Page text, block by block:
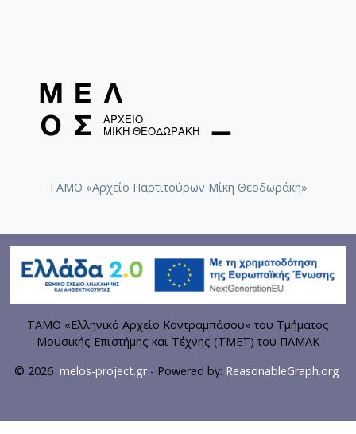
ΤΑΜΟ «Αρχείο Παρτιτούρων Μίκη Θεοδωράκη»
ΤΑΜΟ «Ελληνικό Αρχείο Κοντραμπάσου» του Τμήματος
Μουσικής Επιστήμης και Τέχνης (ΤΜΕΤ) του ΠΑΜΑΚ
© 2026 melos-project.gr- Powered by: ReasonableGraph.org